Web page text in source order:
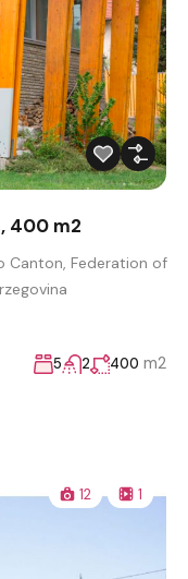
400 m2
Canton, Federation of
5 2 400 m2
12 1